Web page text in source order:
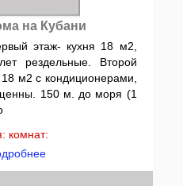
на Кубани
этаж- кухня 18 м2,
рездельные. Второй
м2 с кондиционерами,
150 м. до моря (1
комнат: